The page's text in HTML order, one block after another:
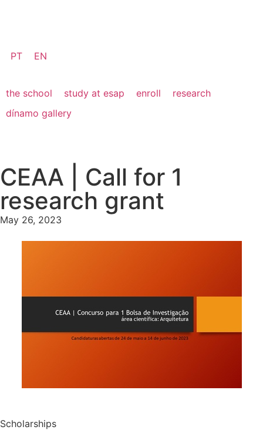
PT EN
the school study at esap enroll
research
dínamo gallery
CEAA | Call for 1
research grant
May 26, 2023
Scholarships